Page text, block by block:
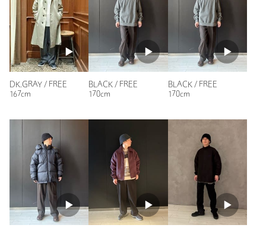
注文キャンセル 対象商品
返品 対象外商品 返品等について
裾上げ 対象外商品 裾上げについて
カテゴリー 帽子
サイズ FREE
アクリル55％ ナイロン30％ ウール15％
洗濯表示 手洗い可 洗濯表示について
商品番号 1438-5-000015
投稿日： 2025年12月30日
購入カラー：BLACK
買った当初は形に慣れず少し後悔しましたが、使っていくうち
に暖かいし、軽いし今はとても気に入っています。
年代：
ニックネーム： rio
投稿日： 2025年10月14日
DK.GRAY / FREE
167cm
BLACK / FREE
170cm
BLACK / FREE
170cm